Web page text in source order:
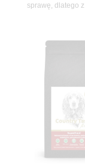
sprawę, dlatego